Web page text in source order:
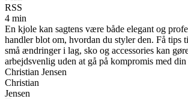
RSS
4 min
En kjole kan sagtens være både elegant og
handler blot om, hvordan du styler den. Få tips
små ændringer i lag, sko og accessories kan
arbejdsvenlig uden at gå på kompromis med
Christian Jensen
Christian
Jensen